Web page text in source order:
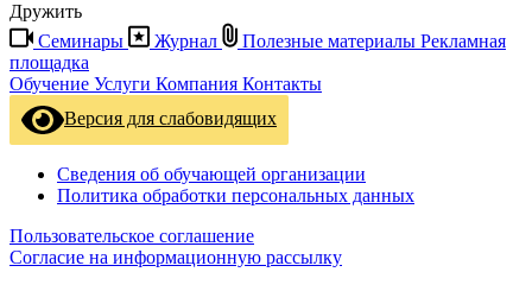
Дружить
Семинары
Журнал Полезные материалы Рекламная
площадка
Обучение Услуги Компания Контакты
Версия для слабовидящих
Сведения об обучающей организации
Политика обработки персональных данных
Пользовательское соглашение
Согласие на информационную рассылку